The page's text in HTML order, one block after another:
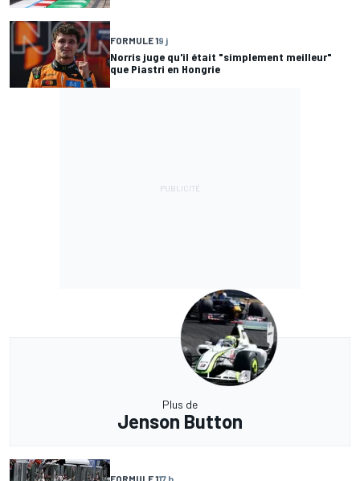
FORMULE 19 j
Norris juge qu'il était "simplement meilleur"
que Piastri en Hongrie
Plus de
Jenson Button
FORMULE 117 h